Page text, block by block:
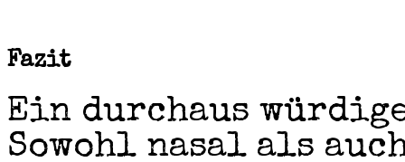
Fazit
Ein durchaus
Sowohl nasal als